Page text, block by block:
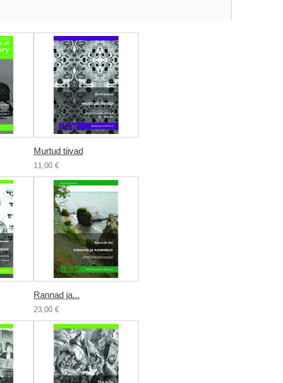
Murtud tiivad
11,00 €
Rannad ja...
23,00 €